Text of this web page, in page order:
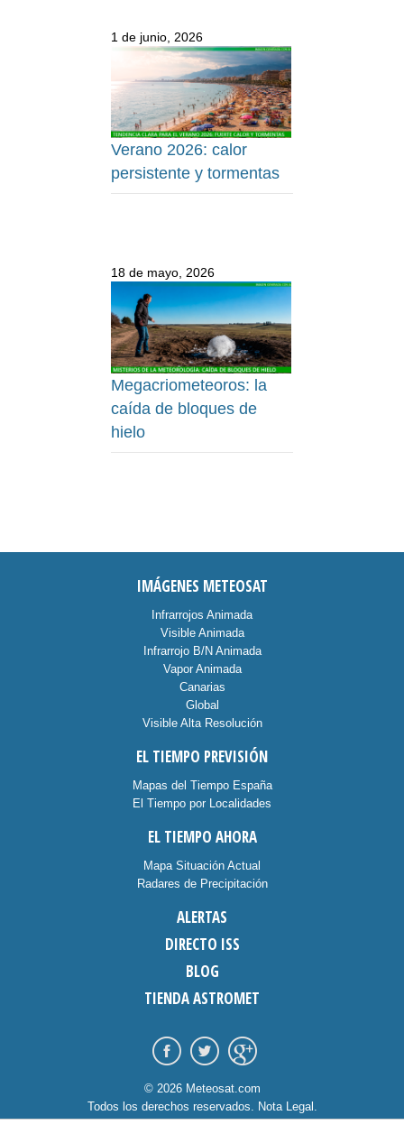
1 de junio, 2026
Verano 2026: calor
persistente y tormentas
18 de mayo, 2026
Megacriometeoros: la
caída de bloques de
hielo
IMÁGENES METEOSAT
Infrarrojos Animada
Visible Animada
Infrarrojo B/N Animada
Vapor Animada
Canarias
Global
Visible Alta Resolución
EL TIEMPO PREVISIÓN
Mapas del Tiempo España
El Tiempo por Localidades
EL TIEMPO AHORA
Mapa Situación Actual
Radares de Precipitación
ALERTAS
DIRECTO ISS
BLOG
TIENDA ASTROMET
© 2026 Meteosat.com
Todos los derechos reservados. Nota Legal .